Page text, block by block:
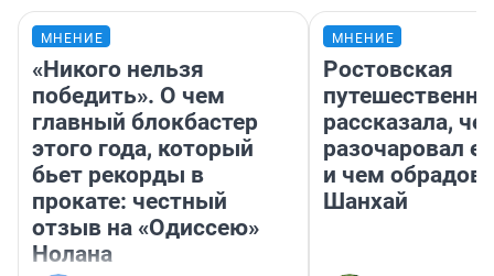
МНЕНИЕ
«Никого нельзя
победить». О чем
главный блокбастер
этого года, который
бьет рекорды в
прокате: честный
отзыв на «Одиссею»
Нолана
МНЕНИЕ
Ростовская
рассказала,
разочаровал
и чем
Шанхай